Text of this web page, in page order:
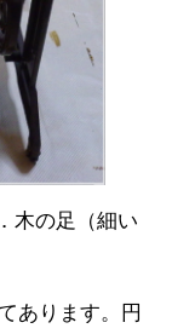
木の足（細い
あります。円